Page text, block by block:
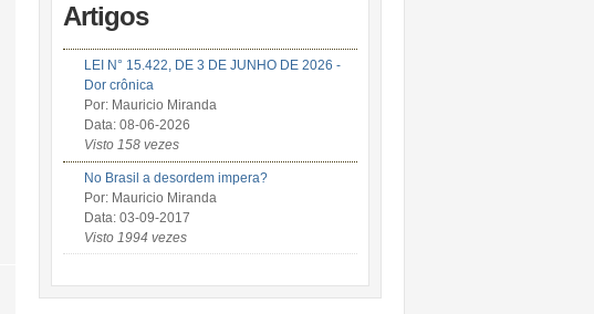
Artigos
LEI N° 15.422, DE 3 DE JUNHO DE 2026 -
Dor crônica
Por: Mauricio Miranda
Data: 08-06-2026
Visto 158 vezes
No Brasil a desordem impera?
Por: Mauricio Miranda
Data: 03-09-2017
Visto 1994 vezes